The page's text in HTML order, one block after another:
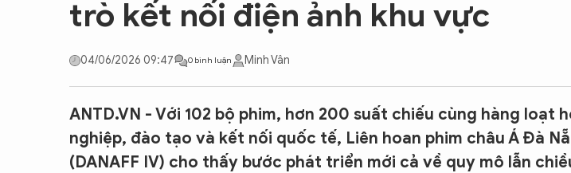
CON ĐƯỜNG KHỞI NGHIỆP
trò kết nối điện ảnh khu vực
04/06/2026 09:47 0 bình luận Minh Vân
ANTD.VN - Với 102 bộ phim, hơn 200 suất chiếu cùng hàng loạt
nghiệp, đào tạo và kết nối quốc tế, Liên hoan phim châu Á Đà
(DANAFF IV) cho thấy bước phát triển mới cả về quy mô lẫn